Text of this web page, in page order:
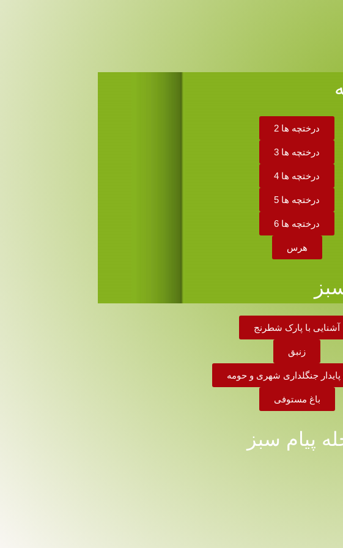
درختچه ها 2
درختچه ها 3
درختچه ها 4
درختچه ها 5
درختچه ها 6
هرس
آشنایی با پارک شطرنج
زنبق
جنگلداری شهری و حومه
باغ مستوفی
پیام سبز